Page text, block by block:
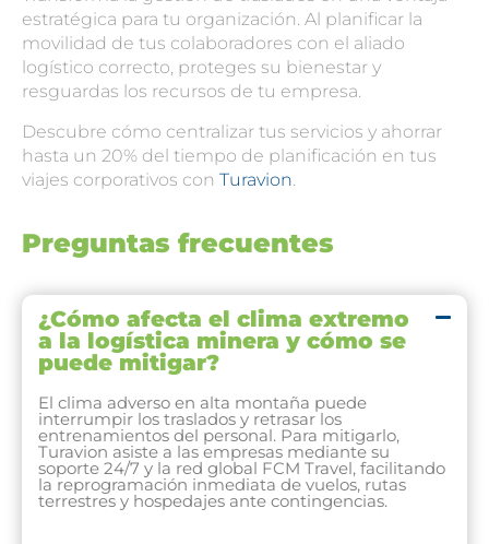
estratégica para tu organización. Al planificar la
movilidad de tus colaboradores con el aliado
logístico correcto, proteges su bienestar y
resguardas los recursos de tu empresa.
Descubre cómo centralizar tus servicios y ahorrar
hasta un 20% del tiempo de planificación en tus
viajes corporativos con Turavion.
Preguntas frecuentes
¿Cómo afecta el clima extremo
a la logística minera y cómo se
puede mitigar?
El clima adverso en alta montaña puede
interrumpir los traslados y retrasar los
entrenamientos del personal. Para mitigarlo,
Turavion asiste a las empresas mediante su
soporte 24/7 y la red global FCM Travel, facilitando
la reprogramación inmediata de vuelos, rutas
terrestres y hospedajes ante contingencias.